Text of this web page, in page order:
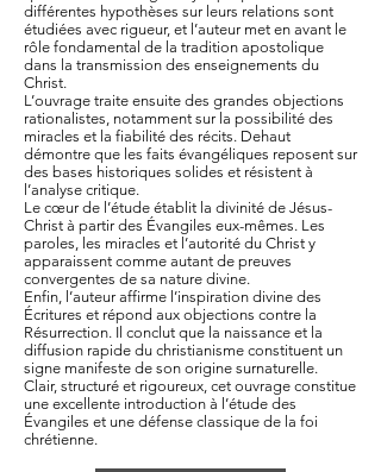
différentes hypothèses sur leurs relations sont
étudiées avec rigueur, et l’auteur met en avant le
rôle fondamental de la tradition apostolique
dans la transmission des enseignements du
Christ.
L’ouvrage traite ensuite des grandes objections
rationalistes, notamment sur la possibilité des
miracles et la fiabilité des récits. Dehaut
démontre que les faits évangéliques reposent sur
des bases historiques solides et résistent à
l’analyse critique.
Le cœur de l’étude établit la divinité de Jésus-
Christ à partir des Évangiles eux-mêmes. Les
paroles, les miracles et l’autorité du Christ y
apparaissent comme autant de preuves
convergentes de sa nature divine.
Enfin, l’auteur affirme l’inspiration divine des
Écritures et répond aux objections contre la
Résurrection. Il conclut que la naissance et la
diffusion rapide du christianisme constituent un
signe manifeste de son origine surnaturelle.
Clair, structuré et rigoureux, cet ouvrage constitue
une excellente introduction à l’étude des
Évangiles et une défense classique de la foi
chrétienne.